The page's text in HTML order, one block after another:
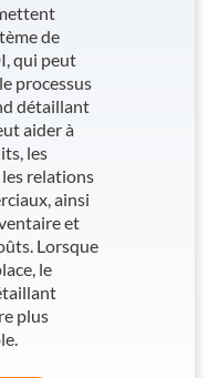
de
qui peut
processus
détaillant
aider à
les
relations
ainsi
et
Lorsque
le
plus